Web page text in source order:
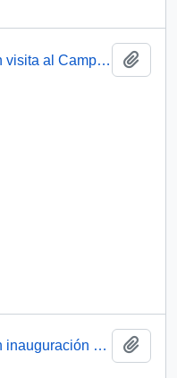
Discurso de S.E. El Presidente de la República, D. Patricio Aylwin Azocar, en visita al Campus Norte de la Universidad de Talca
Discurso de S.E. El Presidente de la República, D. Patricio Aylwin Azocar, en inauguración del agua potable rural de "Lo Figueroa", en estación experimental "ESSAM"